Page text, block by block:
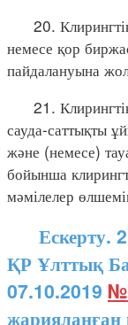
20.
немесе қор
пайдалануына
21.
сауда-саттықты
және (немесе)
бойынша
мәмілелер
Ескерту.
ҚР Ұлттық
07.10.2019 №
жарияланған